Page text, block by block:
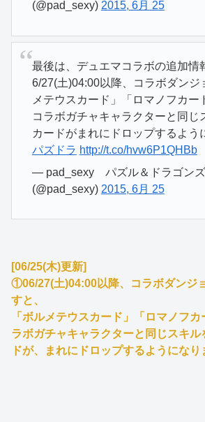
(@pad_sexy) 2015, 6月 25
最後は、デュエマコラボの追加情
6/27(土)04:00以降、コラボダンジ
メテウスカード」「ロマノフカー
コラボガチャキャラクターと同じ
カードがまれにドロップするよう
パズドラ http://t.co/hvw6P1QHBb
— pad_sexy パズル＆ドラゴン
(@pad_sexy) 2015, 6月 25
[06/25(木)更新]
①06/27(土)04:00以降、コラボダンジ
すと、
「ボルメテウスカード」「ロマノフ
ラボガチャキャラクターと同じスキ
ドが、まれにドロップするようになり